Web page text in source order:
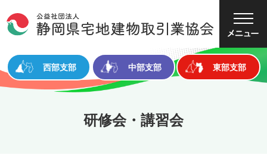
文字サイズ 小 中 大
西部支部 中部支部 東部支部
研修会・講習会